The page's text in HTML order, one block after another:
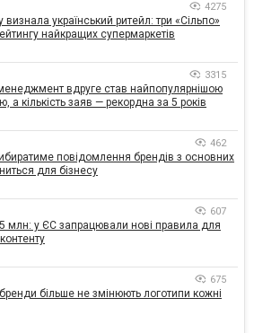
4275
український ритейл: три «Сільпо»
найкращих супермаркетів
3315
вдруге став найпопулярнішою
а кількість заяв — рекордна за 5 років
462
повідомлення брендів з основних
для бізнесу
607
млн: у ЄС запрацювали нові правила для
675
більше не змінюють логотипи кожні